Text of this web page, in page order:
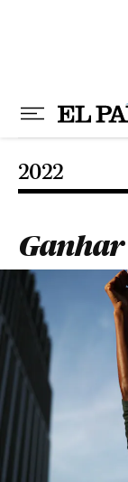
2022
Ganhar